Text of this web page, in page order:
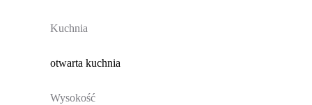
Kuchnia
otwarta kuchnia
Wysokość